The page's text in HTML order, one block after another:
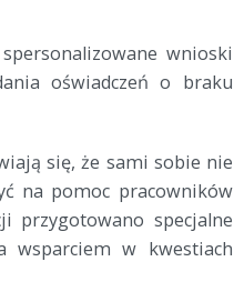
wnioski
oświadczeń o braku
się, że sami sobie nie
na pomoc pracowników
przygotowano specjalne
wsparciem w kwestiach